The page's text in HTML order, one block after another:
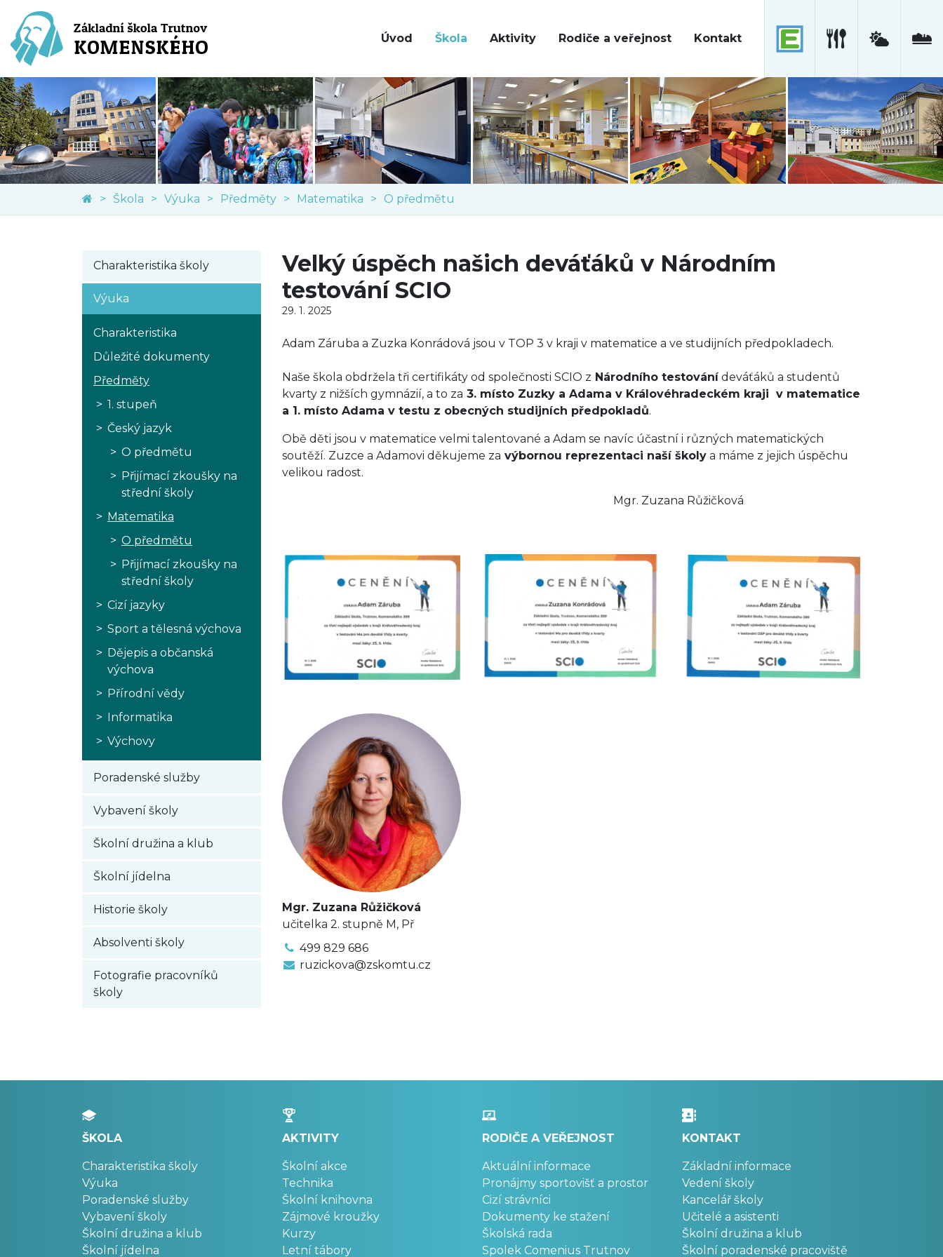
Úvod Škola Aktivity Rodiče a veřejnost Kontakt
Škola Výuka Předměty Matematika O předmětu
Charakteristika školy
Výuka
Charakteristika
Důležité dokumenty
Předměty
1. stupeň
Český jazyk
O předmětu
Přijímací zkoušky na
střední školy
Matematika
O předmětu
Přijímací zkoušky na
střední školy
Cizí jazyky
Sport a tělesná výchova
Dějepis a občanská
výchova
Přírodní vědy
Informatika
Výchovy
Poradenské služby
Vybavení školy
Školní družina a klub
Školní jídelna
Historie školy
Absolventi školy
Fotografie pracovníků
školy
Velký úspěch našich deváťáků v Národním
testování SCIO
29. 1. 2025
Adam Záruba a Zuzka Konrádová jsou v TOP 3 v kraji v matematice a ve studijních předpokladech.
Naše škola obdržela tři certifikáty od společnosti SCIO z Národního testovánídeváťáků a studentů
kvarty z nižších gymnázií, a to za 3. místo Zuzky a Adama v Královéhradeckém kraji v matematice
a 1. místo Adama v testu z obecných studijních předpokladů.
Obě děti jsou v matematice velmi talentované a Adam se navíc účastní i různých matematických
soutěží. Zuzce a Adamovi děkujeme za výbornou reprezentaci naší školy a máme z jejich úspěchu
velikou radost.
Mgr. Zuzana Růžičková
Mgr. Zuzana Růžičková
učitelka 2. stupně M, Př
499 829 686
ruzickova@zskomtu.cz
ŠKOLA
Charakteristika školy
Výuka
Poradenské služby
Vybavení školy
Školní družina a klub
Školní jídelna
AKTIVITY
Školní akce
Technika
Školní knihovna
Zájmové kroužky
Kurzy
Letní tábory
RODIČE A VEŘEJNOST
Aktuální informace
Pronájmy sportovišť a prostor
Cizí strávníci
Dokumenty ke stažení
Školská rada
Spolek Comenius Trutnov
KONTAKT
Základní informace
Vedení školy
Kancelář školy
Učitelé a asistenti
Školní družina a klub
Školní poradenské pracoviště